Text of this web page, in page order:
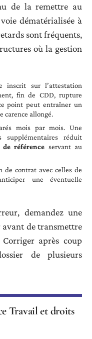
de la remettre au
dématérialisée à
sont fréquents,
où la gestion
sur l’attestation
fin de CDD, rupture
point peut entraîner un
carence allongé.
mois par mois. Une
supplémentaires réduit
référence servant au
de contrat avec celles de
une éventuelle
demandez une
de transmettre
après coup
de plusieurs
Travail et droits